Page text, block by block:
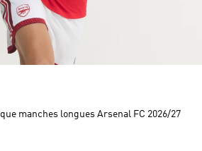
manches longues Arsenal FC 2026/27